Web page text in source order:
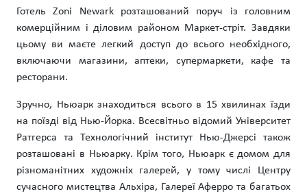
Готель Zoni Newark розташований поруч із головним
комерційним і діловим районом Маркет-стріт. Завдяки
цьому ви маєте легкий доступ до всього необхідного,
включаючи магазини, аптеки, супермаркети, кафе та
ресторани.
Зручно, Ньюарк знаходиться всього в 15 хвилинах їзди
на поїзді від Нью-Йорка. Всесвітньо відомий Університет
Ратгерса та Технологічний інститут Нью-Джерсі також
розташовані в Ньюарку. Крім того, Ньюарк є домом для
різноманітних художніх галерей, у тому числі Центру
сучасного мистецтва Альхіра, Галереї Аферро та багатьох